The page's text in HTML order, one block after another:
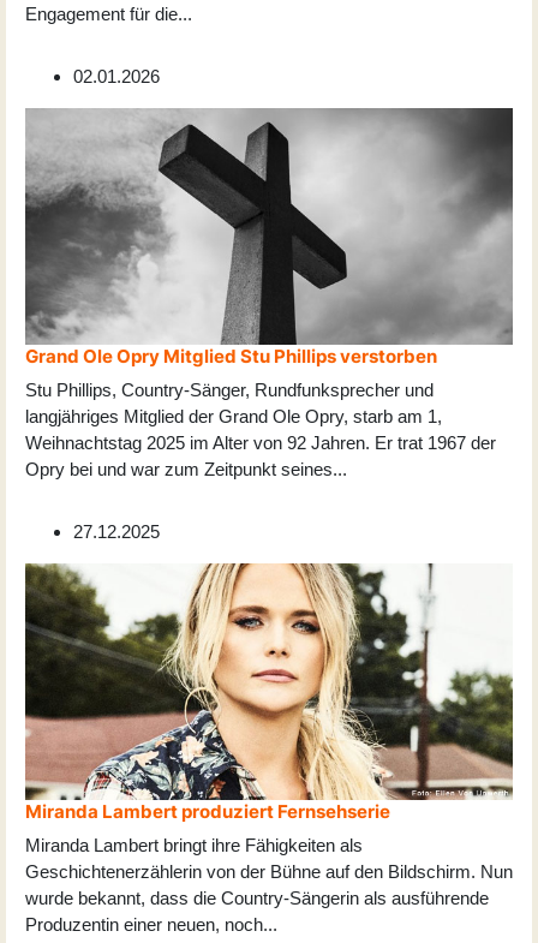
Engagement für die...
02.01.2026
Grand Ole Opry Mitglied Stu Phillips verstorben
Stu Phillips, Country-Sänger, Rundfunksprecher und
langjähriges Mitglied der Grand Ole Opry, starb am 1,
Weihnachtstag 2025 im Alter von 92 Jahren. Er trat 1967 der
Opry bei und war zum Zeitpunkt seines...
27.12.2025
Miranda Lambert produziert Fernsehserie
Miranda Lambert bringt ihre Fähigkeiten als
Geschichtenerzählerin von der Bühne auf den Bildschirm. Nun
wurde bekannt, dass die Country-Sängerin als ausführende
Produzentin einer neuen, noch...